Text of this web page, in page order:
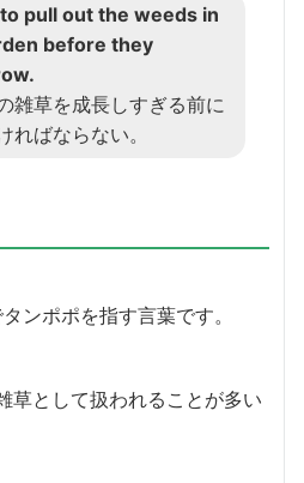
pull out the weeds in
before they
雑草を成長しすぎる前に
ればならない。
ンポポを指す言葉です。
草として扱われることが多い